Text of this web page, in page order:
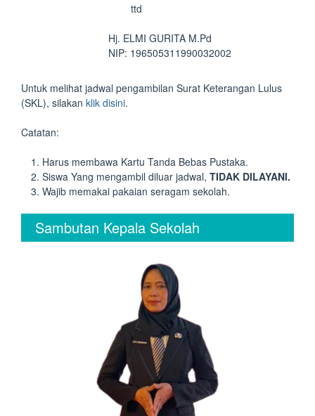
ttd
Hj. ELMI GURITA M.Pd
NIP: 196505311990032002
Untuk melihat jadwal pengambilan Surat Keterangan Lulus
(SKL), silakan klik disini.
Catatan:
Harus membawa Kartu Tanda Bebas Pustaka.
Siswa Yang mengambil diluar jadwal, TIDAK DILAYANI.
Wajib memakai pakaian seragam sekolah.
Sambutan Kepala Sekolah